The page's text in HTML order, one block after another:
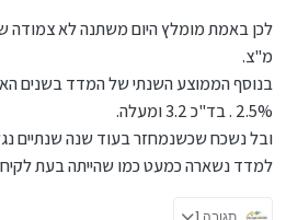
מצטמצם כבר בריבית הנמוכה
אלפי שקלים!!!
לכן באמת מומלץ היום משתנה לא צמודה
מ"צ.
בנוסף הממוצע השנתי של המדד בשנים
2.5% . בד"כ 3.2 ומעלה.
ובל נשכח שכשנמחזר בעוד שנה שנתיים
למדד נשארה כמעט כמו שהייתה בעת
תגובה 1